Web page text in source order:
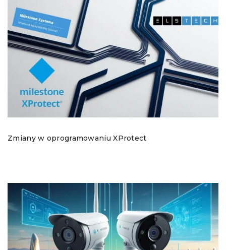
Zmiany w oprogramowaniu XProtect